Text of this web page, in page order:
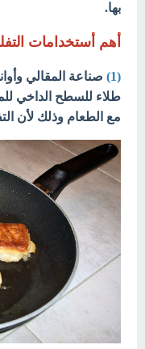
بها.
أهم أستخدامات
(1)
صناعة المقالي
طلاء للسطح الداخي
مع الطعام وذلك لأن